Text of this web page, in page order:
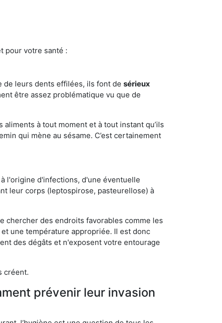
pour votre santé :
de leurs dents effilées, ils font de sérieux
être assez problématique vu que de
aliments à tout moment et à tout instant qu’ils
qui mène au sésame. C’est certainement
l'origine d'infections, d'une éventuelle
leur corps (leptospirose, pasteurellose) à
chercher des endroits favorables comme les
une température appropriée. Il est donc
des dégâts et n'exposent votre entourage
créent.
prévenir leur invasion